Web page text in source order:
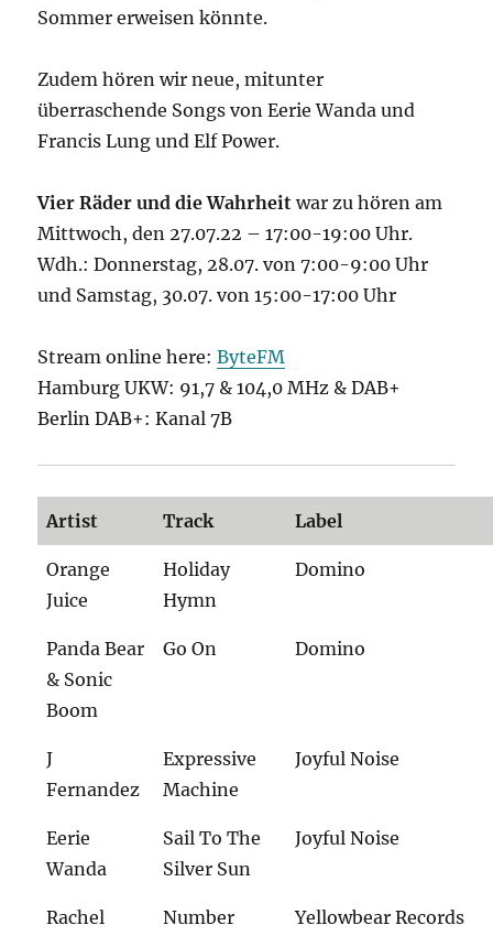
Sommer erweisen könnte.
Zudem hören wir neue, mitunter
überraschende Songs von Eerie Wanda und
Francis Lung und Elf Power.
Vier Räder und die Wahrheit war zu hören am
Mittwoch, den 27.07.22 – 17:00-19:00 Uhr.
Wdh.: Donnerstag, 28.07. von 7:00-9:00 Uhr
und Samstag, 30.07. von 15:00-17:00 Uhr
Stream online here:ByteFM
Hamburg UKW: 91,7 & 104,0 MHz & DAB+
Berlin DAB+: Kanal 7B
Artist Track Label
Orange
Juice
Holiday
Hymn
Domino
Panda Bear
& Sonic
Boom
Go On Domino
J
Fernandez
Expressive
Machine
Joyful Noise
Eerie
Wanda
Sail To The
Silver Sun
Joyful Noise
Rachel
Number
Yellowbear Records